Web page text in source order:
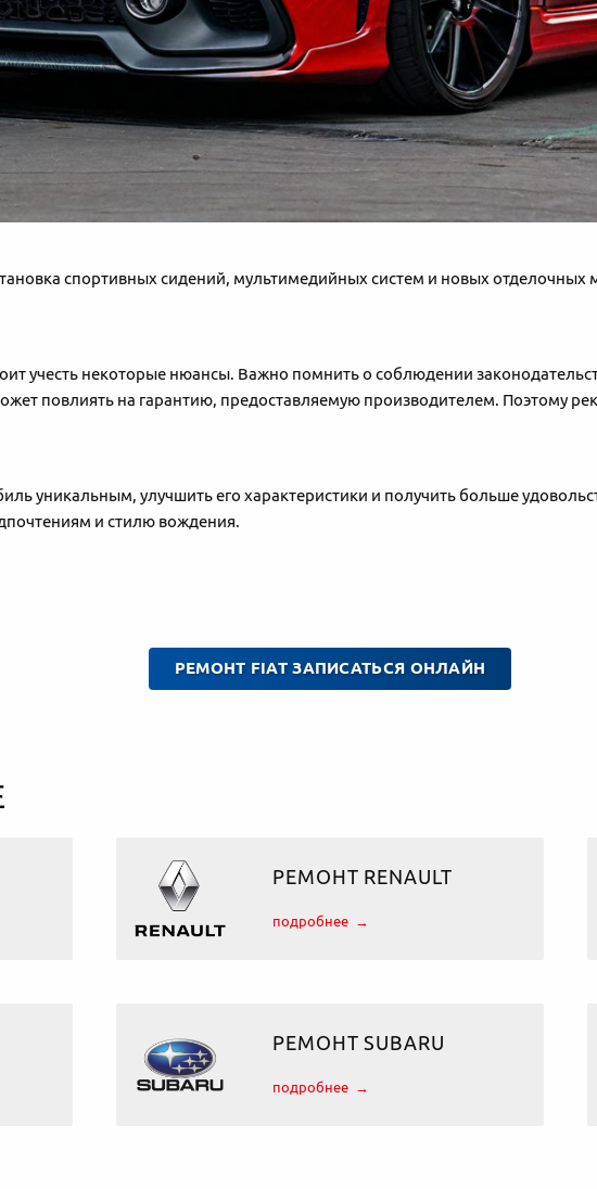
спортивных сидений, мультимедийных систем и новых
учесть некоторые нюансы. Важно помнить о соблюдении
повлиять на гарантию, предоставляемую производителем. Поэтому
уникальным, улучшить его характеристики и получить больше
и стилю вождения.
РЕМОНТ FIAT ЗАПИСАТЬСЯ ОНЛАЙН
РЕМОНТ RENAULT
подробнее
РЕМОНТ SUBARU
подробнее